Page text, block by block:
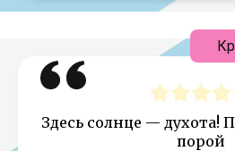
Здесь солнце — духота!
порой